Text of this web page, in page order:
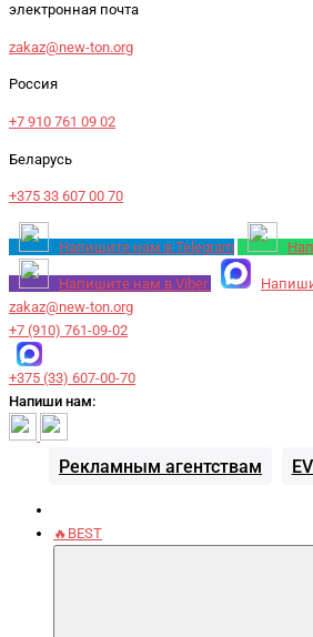
электронная почта
zakaz@new-ton.org
Россия
+7 910 761 09 02
Беларусь
+375 33 607 00 70
Напишите нам в Telegram
Напишите нам в Viber
zakaz@new-ton.org
+7 (910) 761-09-02
+375 (33) 607-00-70
Напиши нам:
Рекламным агентствам
🔥BEST